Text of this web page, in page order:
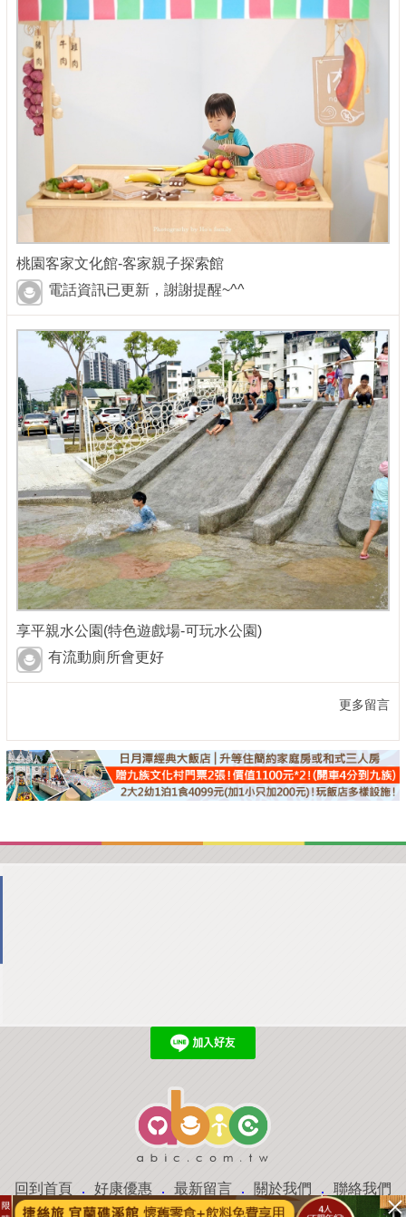
桃園客家文化館-客家親子探索館
電話資訊已更新，謝謝提醒~^^
享平親水公園(特色遊戲場-可玩水公園)
有流動廁所會更好
更多留言
回到首頁 ． 好康優惠 ． 最新留言 ． 關於我們 ． 聯絡我們
部落格微件．商家合作．討論區．推薦景點． APP下載